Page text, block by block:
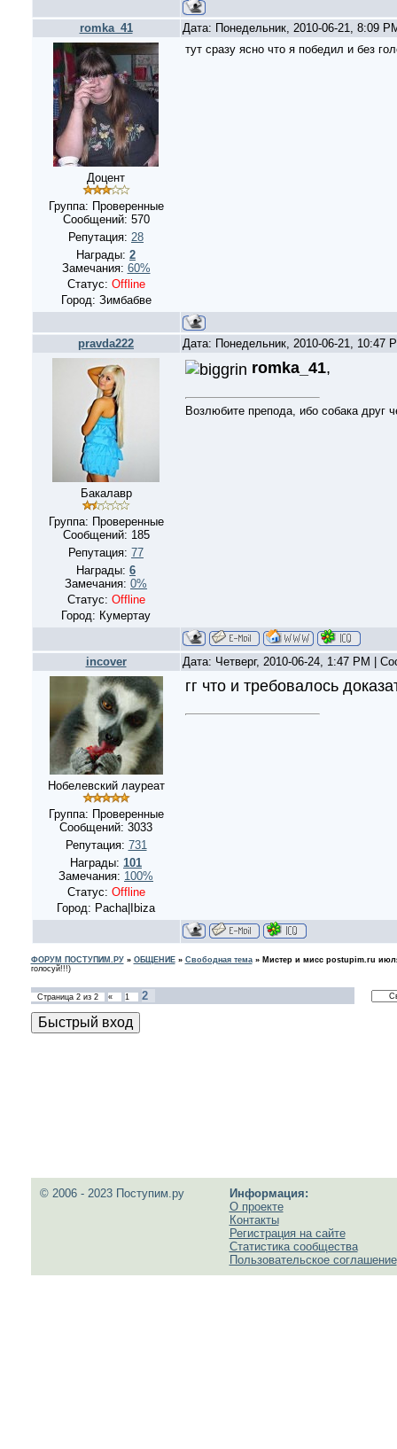
romka_41 Дата: Понедельник, 2010-06-21, 8:09
Доцент
Группа: Проверенные
Сообщений: 570
Репутация: 28
Награды: 2
Замечания: 60%
Статус: Offline
Город: Зимбабве
тут сразу ясно что я победил и без
pravda222 Дата: Понедельник, 2010-06-21, 10:47
Бакалавр
Группа: Проверенные
Сообщений: 185
Репутация: 77
Награды: 6
Замечания: 0%
Статус: Offline
Город: Кумертау
romka_41,
Возлюбите препода, ибо собака друг
incover Дата: Четверг, 2010-06-24, 1:47 PM |
Нобелевский лауреат
Группа: Проверенные
Сообщений: 3033
Репутация: 731
Награды: 101
Замечания: 100%
Статус: Offline
Город: Pacha|Ibiza
гг что и требовалось
ФОРУМ ПОСТУПИМ.РУ» ОБЩЕНИЕ» Свободная тема» Мистер и мисс postupim.ru
голосуй!!!)
Страница 2из 2 « 1 2
© 2006 - 2023 Поступим.ру
Информация:
О проекте
Контакты
Регистрация на сайте
Статистика сообщества
Пользовательское соглашение